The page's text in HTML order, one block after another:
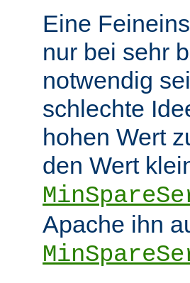
Eine
nur bei sehr
notwendig
schlechte
hohen Wert
den Wert
Apache ihn